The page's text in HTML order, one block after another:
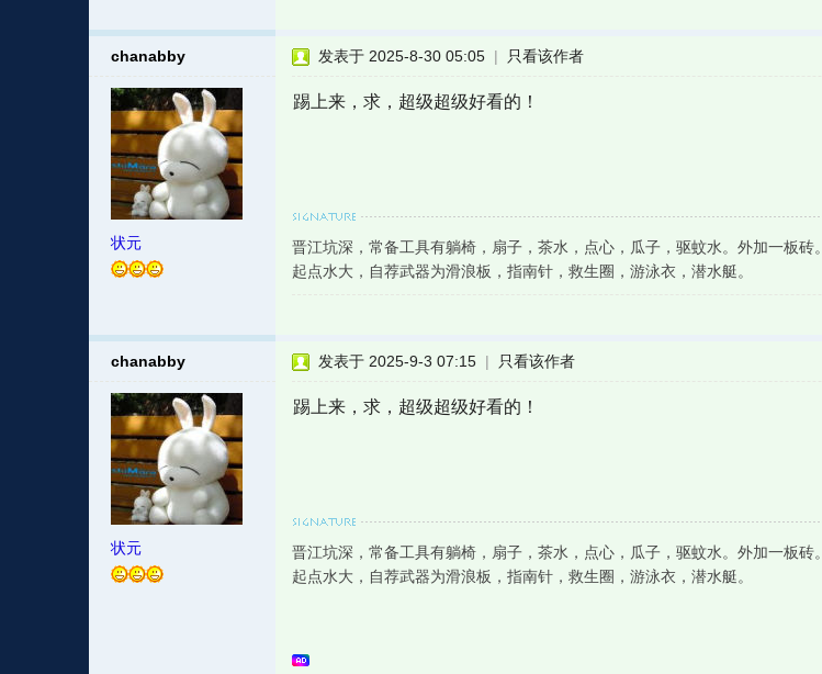
chanabby
状元
发表于 2025-8-30 05:05 | 只看该作者
踢上来，求，超级超级好看的！
晋江坑深，常备工具有躺椅，扇子，茶水，点心，瓜子，驱蚊水。外加一板砖。
起点水大，自荐武器为滑浪板，指南针，救生圈，游泳衣，潜水艇。
chanabby
状元
发表于 2025-9-3 07:15 | 只看该作者
踢上来，求，超级超级好看的！
晋江坑深，常备工具有躺椅，扇子，茶水，点心，瓜子，驱蚊水。外加一板砖。
起点水大，自荐武器为滑浪板，指南针，救生圈，游泳衣，潜水艇。